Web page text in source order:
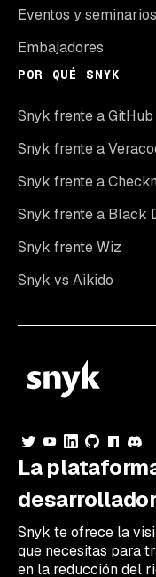
Eventos y
Embajadores
POR QUÉ SNYK
Snyk frente a
Snyk frente a
Snyk frente a
Snyk frente a Black
Snyk frente Wiz
Snyk vs Aikido
La
Snyk te ofrece la
que necesitas para
en la reducción del